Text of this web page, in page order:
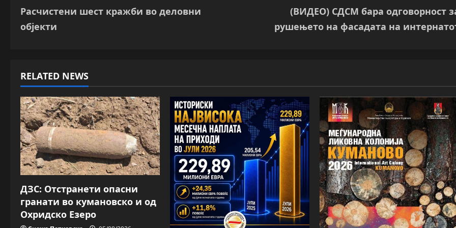
o
n
a
v
i
g
a
t
Расчистени шест кражби во деловни
објекти
(ВИДЕО) СДСМ бара одговорност
рушењето на фасадата на
RELATED NEWS
ДЗС: Отстранети опасни
гранати во кумановско и од
Охридско Езеро